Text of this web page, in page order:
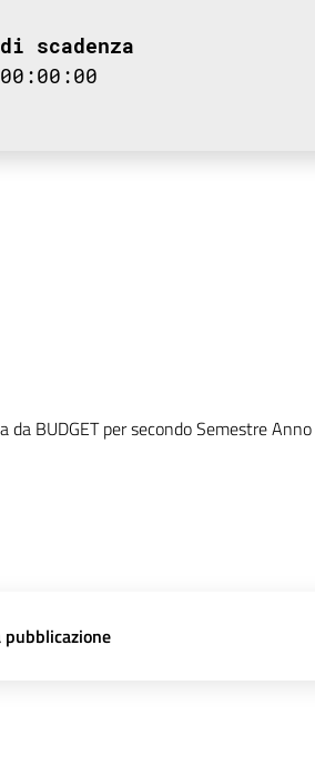
scadenza
da BUDGET per secondo Semestre
pubblicazione